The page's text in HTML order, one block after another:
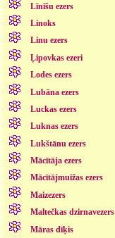
Līnīšu ezers
Linoks
Linu ezers
Ļipovkas ezeri
Lodes ezers
Lubāna ezers
Luckas ezers
Luknas ezers
Lukštānu ezers
Mācītāja ezers
Mācītājmuižas ezers
Maizezers
Maltečkas dzirnavezers
Māras dīķis